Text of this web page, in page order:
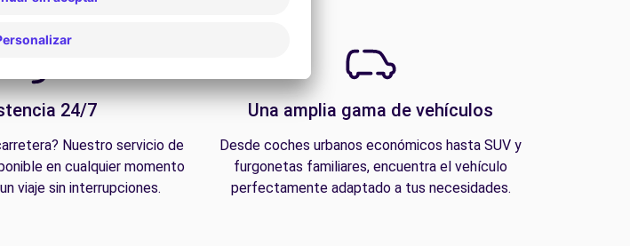
24/7
Nuestro servicio de
en cualquier momento
viaje sin interrupciones.
Una amplia gama de vehículos
Desde coches urbanos económicos hasta SUV y
furgonetas familiares, encuentra el vehículo
perfectamente adaptado a tus necesidades.